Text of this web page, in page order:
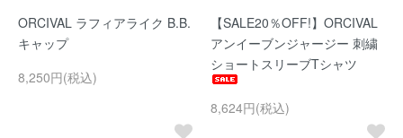
ORCIVAL ラフィアライク B.B.
キャップ
8,250円(税込)
【SALE20％OFF!】ORCIVAL
アンイーブンジャージー 刺繍
ショートスリーブTシャツ
8,624円(税込)